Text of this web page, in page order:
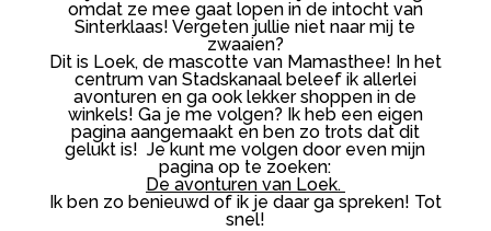
omdat ze mee gaat lopen in de intocht van
Sinterklaas! Vergeten jullie niet naar mij te
zwaaien?
Dit is Loek, de mascotte van Mamasthee! In het
centrum van Stadskanaal beleef ik allerlei
avonturen en ga ook lekker shoppen in de
winkels! Ga je me volgen? Ik heb een eigen
pagina aangemaakt en ben zo trots dat dit
gelukt is! Je kunt me volgen door even mijn
pagina op te zoeken:
De avonturen van Loek.
Ik ben zo benieuwd of ik je daar ga spreken! Tot
snel!